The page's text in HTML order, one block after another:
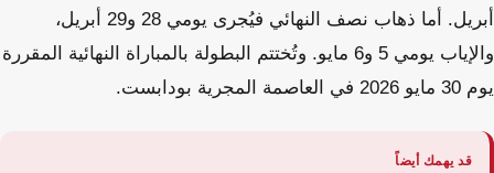
أبريل. أما ذهاب نصف النهائي فيُجرى يومي 28 و29 أبريل،
والإياب يومي 5 و6 مايو. وتُختتم البطولة بالمباراة النهائية المقررة
يوم 30 مايو 2026 في العاصمة المجرية بودابست.
قد يهمك أيضاً